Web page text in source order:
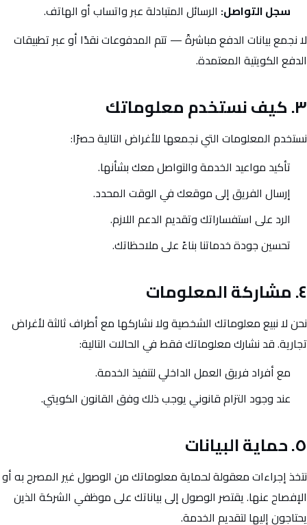
سجل التواصل: الرسائل المتبادلة عبر واتساب أو الهاتف.
لا نجمع بيانات الدفع مباشرةً — تتم المدفوعات نقدًا أو عبر تطبيقات
الدفع الكويتية المعتمدة.
٣. كيف نستخدم معلوماتك
نستخدم المعلومات التي نجمعها للأغراض التالية حصرًا:
تأكيد مواعيد الخدمة والتواصل معك بشأنها.
إرسال الفريق إلى موقعك في الوقت المحدد.
الرد على استفساراتك وتقديم الدعم اللازم.
تحسين جودة خدماتنا بناءً على ملاحظاتك.
٤. مشاركة المعلومات
نحن لا نبيع معلوماتك الشخصية ولا نشاركها مع أطراف ثالثة لأغراض
تجارية. قد نشارك معلوماتك فقط في الحالات التالية:
مع أفراد فريق العمل الداخلي لتنفيذ الخدمة.
عند وجود التزام قانوني يوجب ذلك وفق القانون الكويتي.
٥. حماية البيانات
نتخذ إجراءات معقولة لحماية معلوماتك من الوصول غير المصرح به أو
الإفصاح عنها. يقتصر الوصول إلى بياناتك على موظفي الشركة الذين
يحتاجون إليها لتقديم الخدمة.